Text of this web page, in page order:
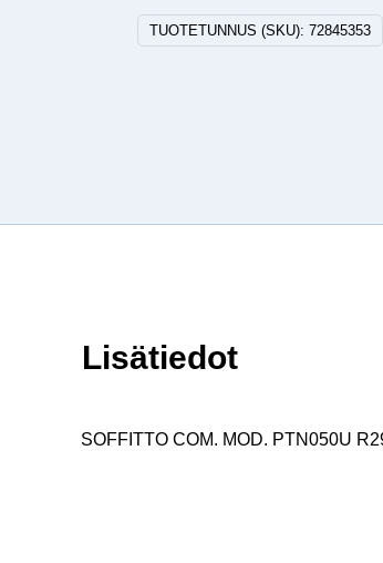
TUOTETUNNUS (SKU):72845353
Lisätiedot
SOFFITTO COM. MOD. PTN050U